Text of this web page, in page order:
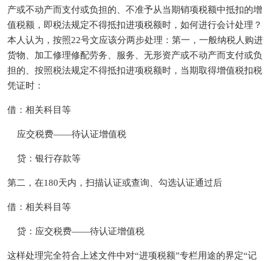
产或不动产而支付或负担的、不准予从当期销项税额中抵扣的增
值税额，即税法规定不得抵扣进项税额时，如何进行会计处理？
本人认为，按照22号文应该分两步处理：第一，一般纳税人购进
货物、加工修理修配劳务、服务、无形资产或不动产而支付或负
担的、按照税法规定不得抵扣进项税额时，当期取得增值税扣税
凭证时：
借：相关科目等
应交税费——待认证增值税
贷：银行存款等
第二，在180天内，扫描认证或查询、勾选认证通过后
借：相关科目等
贷：应交税费——待认证增值税
这样处理完全符合上述文件中对“进项税额”专栏用途的界定“记